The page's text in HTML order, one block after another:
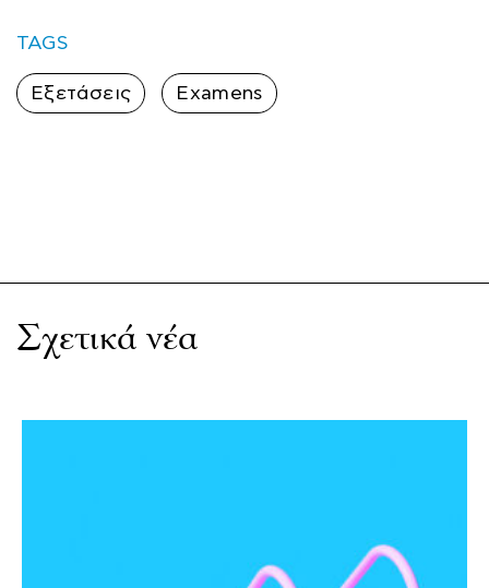
TAGS
Εξετάσεις Examens
Σχετικά νέα